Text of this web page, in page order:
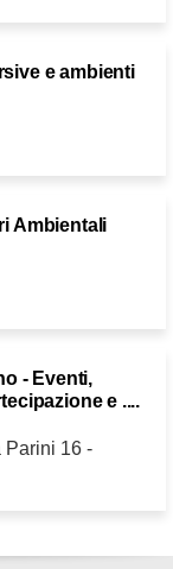
e ambienti
Ambientali
- Eventi,
e ....
Parini 16 -